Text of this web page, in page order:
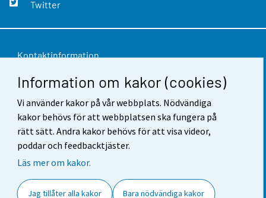
Information om kakor (cookies)
Vi använder kakor på vår webbplats. Nödvändiga
kakor behövs för att webbplatsen ska fungera på
rätt sätt. Andra kakor behövs för att visa videor,
poddar och feedbacktjäster.
Läs mer om kakor.
Jag tillåter alla kakor Bara nödvändiga kakor
Twitter
Kontaktinformation
Respons
Användarvillkor
Dataskydd
Tillgänglighet